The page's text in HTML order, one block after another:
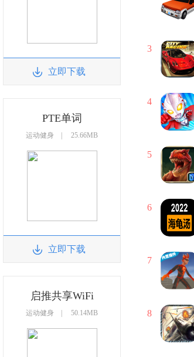
立即下载
PTE单词
运动健身 | 25.66MB
立即下载
启推共享WiFi
运动健身 | 50.14MB
3
4
5
6
7
8